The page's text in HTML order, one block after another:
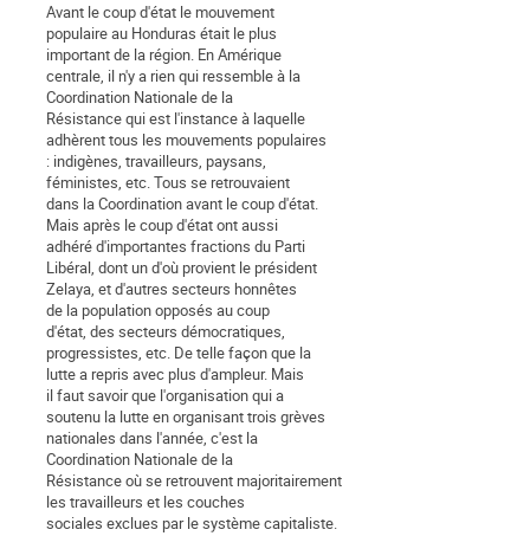
Avant le coup d'état le mouvement
populaire au Honduras était le plus
important de la région. En Amérique
centrale, il n'y a rien qui ressemble à la
Coordination Nationale de la
Résistance qui est l'instance à laquelle
adhèrent tous les mouvements populaires
: indigènes, travailleurs, paysans,
féministes, etc. Tous se retrouvaient
dans la Coordination avant le coup d'état.
Mais après le coup d'état ont aussi
adhéré d'importantes fractions du Parti
Libéral, dont un d'où provient le président
Zelaya, et d'autres secteurs honnêtes
de la population opposés au coup
d'état, des secteurs démocratiques,
progressistes, etc. De telle façon que la
lutte a repris avec plus d'ampleur. Mais
il faut savoir que l'organisation qui a
soutenu la lutte en organisant trois grèves
nationales dans l'année, c'est la
Coordination Nationale de la
Résistance où se retrouvent majoritairement
les travailleurs et les couches
sociales exclues par le système capitaliste.